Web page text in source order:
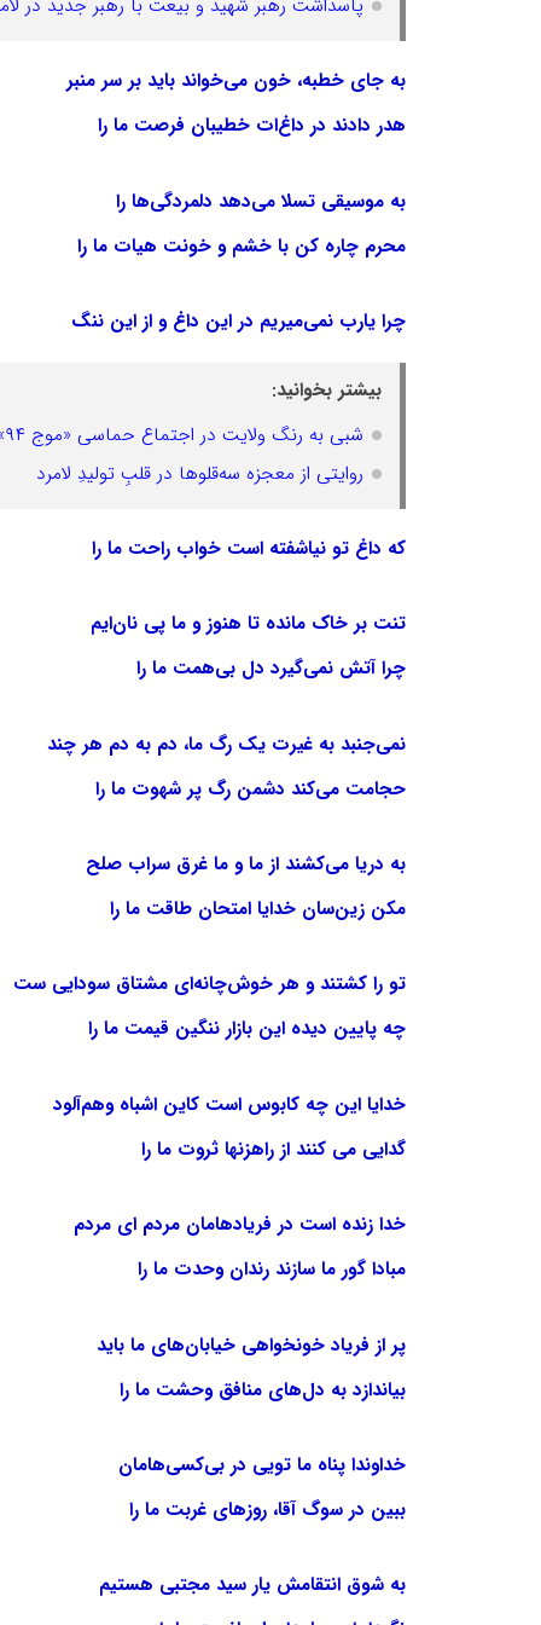
پاسداشت رهبر شهید و بیعت با رهبر جدید در
به جای خطبه، خون می‌خواند باید بر سر منبر
هدر دادند در داغ‌ات خطیبان فرصت ما را
به موسیقی تسلا می‌دهد دلمردگی‌ها را
محرم چاره کن با خشم و خونت هیات ما را
چرا یارب نمی‌میریم در این داغ و از این ننگ
بیشتر بخوانید:
شبی به رنگ ولایت در اجتماع حماسی «موج ۹۴»
روایتی از معجزه سه‌قلوها در قلبِ تولیدِ لامرد
که داغ تو نیاشفته است خواب راحت ما را
تنت بر خاک مانده تا هنوز و ما پی نان‌ایم
چرا آتش نمی‌گیرد دل بی‌همت ما را
نمی‌جنبد به غیرت یک رگ ما، دم به دم هر چند
حجامت می‌کند دشمن رگ پر شهوت ما را
به دریا می‌کشند از ما و ما غرق سراب صلح
مکن زین‌سان خدایا امتحان طاقت ما را
تو را کشتند و هر خوش‌چانه‌ای مشتاق سودایی‌ ست
چه پایین دیده این بازار ننگین قیمت ما را
خدایا این چه کابوس است کاین اشباه وهم‌آلود
گدایی می کنند از راهزنها ثروت ما را
خدا زنده است در فریادهامان مردم ای مردم
مبادا گور ما سازند رندان وحدت ما را
پر از فریاد خونخواهی خیابان‌های ما باید
بیاندازد به دل‌های منافق وحشت ما را
خداوندا پناه ما تویی در بی‌کسی‌هامان
ببین در سوگ آقا، روزهای غربت ما را
به شوق انتقامش یار سید مجتبی هستیم